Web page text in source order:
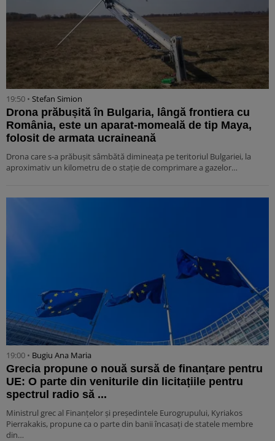
19:50 • Stefan Simion
Drona prăbușită în Bulgaria, lângă frontiera cu
România, este un aparat-momeală de tip Maya,
folosit de armata ucraineană
Drona care s-a prăbușit sâmbătă dimineața pe teritoriul Bulgariei, la
aproximativ un kilometru de o stație de comprimare a gazelor…
19:00 • Bugiu ⁠Ana Maria
Grecia propune o nouă sursă de finanțare pentru
UE: O parte din veniturile din licitațiile pentru
spectrul radio să ...
Ministrul grec al Finanțelor și președintele Eurogrupului, Kyriakos
Pierrakakis, propune ca o parte din banii încasați de statele membre
din…